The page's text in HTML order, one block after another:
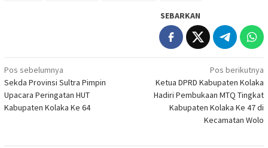
SEBARKAN
Navigasi
pos
Pos sebelumnya
Sekda Provinsi Sultra Pimpin
Upacara Peringatan HUT
Kabupaten Kolaka Ke 64
Pos berikutnya
Ketua DPRD Kabupaten Kolaka
Hadiri Pembukaan MTQ Tingkat
Kabupaten Kolaka Ke 47 di
Kecamatan Wolo